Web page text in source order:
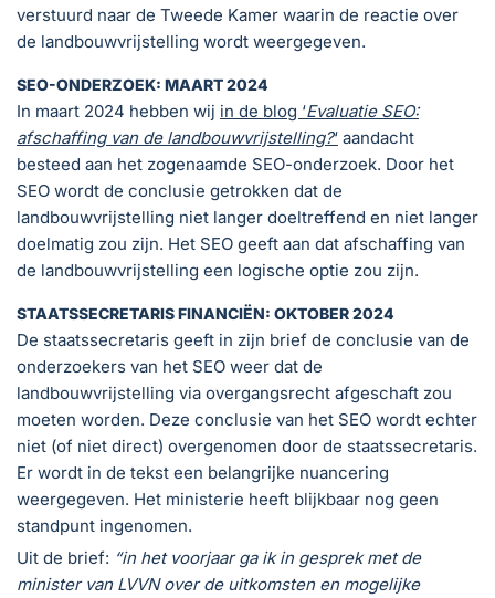
verstuurd naar de Tweede Kamer waarin de reactie over
de landbouwvrijstelling wordt weergegeven.
SEO-ONDERZOEK: MAART 2024
In maart 2024 hebben wij in de blog ‘Evaluatie SEO:
afschaffing van de landbouwvrijstelling?‘ aandacht
besteed aan het zogenaamde SEO-onderzoek. Door het
SEO wordt de conclusie getrokken dat de
landbouwvrijstelling niet langer doeltreffend en niet langer
doelmatig zou zijn. Het SEO geeft aan dat afschaffing van
de landbouwvrijstelling een logische optie zou zijn.
STAATSSECRETARIS FINANCIËN: OKTOBER 2024
De staatssecretaris geeft in zijn brief de conclusie van de
onderzoekers van het SEO weer dat de
landbouwvrijstelling via overgangsrecht afgeschaft zou
moeten worden. Deze conclusie van het SEO wordt echter
niet (of niet direct) overgenomen door de staatssecretaris.
Er wordt in de tekst een belangrijke nuancering
weergegeven. Het ministerie heeft blijkbaar nog geen
standpunt ingenomen.
Uit de brief: “in het voorjaar ga ik in gesprek met de
minister van LVVN over de uitkomsten en mogelijke